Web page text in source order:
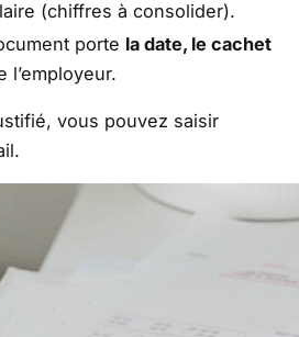
(chiffres à consolider).
porte la date, le cachet
l’employeur.
vous pouvez saisir